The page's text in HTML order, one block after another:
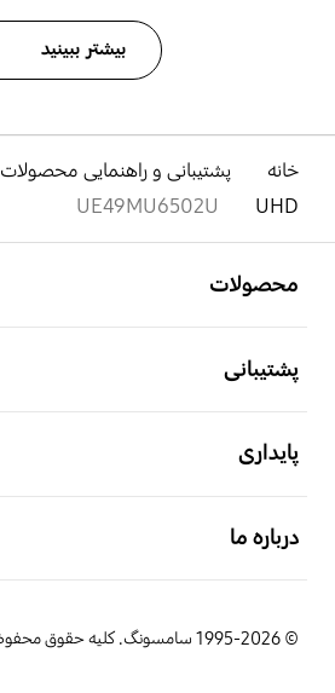
بیشتر ببینید
خانه پشتیبانی و راهنمایی محصولات
UHD
UE49MU6502U
محصولات
پشتیبانی
پایداری
درباره ما
© 1995-2026 سامسونگ. کلیه حقوق محفوظ است.